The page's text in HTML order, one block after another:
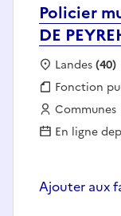
Policier
DE
Localisation :
Landes(40)
Fonction
Fonction
Employeur :
Communes
En ligne
Ajouter aux